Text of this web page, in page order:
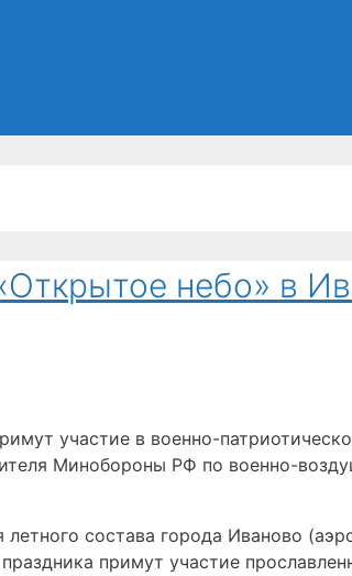
небо» в
участие в военно-
Минобороны РФ по военно-
летного состава города Иваново
примут участие